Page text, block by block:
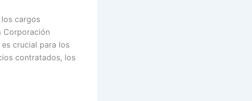
cargos
Corporación
crucial para los
contratados, los